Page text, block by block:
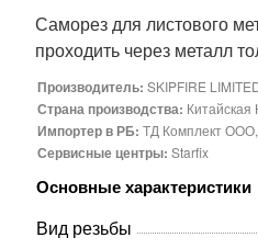
Саморез для листового
проходить через металл
Производитель: SKIPFIRE
Страна производства: Китайская
Импортер в РБ: ТД Комплект ООО,
Сервисные центры: Starfix
Основные характеристики
Вид резьбы